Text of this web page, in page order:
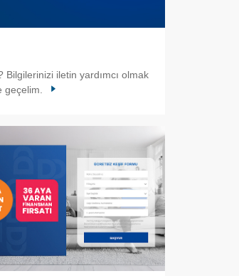
Bilgilerinizi iletin yardımcı olmak
geçelim.